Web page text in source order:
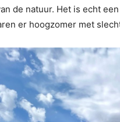
de natuur. Het is echt
er hoogzomer met